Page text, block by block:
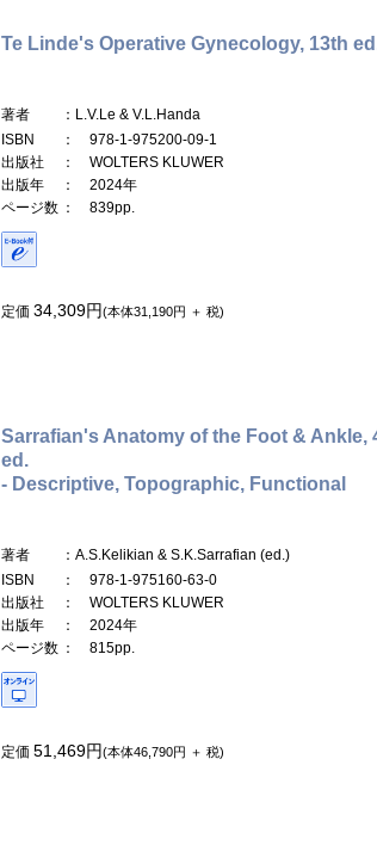
Te Linde's Operative Gynecology, 13th
著者
：L.V.Le & V.L.Handa
ISBN
： 978-1-975200-09-1
出版社
： WOLTERS KLUWER
出版年
： 2024年
ページ数 ： 839pp.
定価 34,309円(本体31,190円 ＋ 税)
Sarrafian's Anatomy of the Foot & Ankle,
ed.
- Descriptive, Topographic, Functional
著者
：A.S.Kelikian & S.K.Sarrafian (ed.)
ISBN
： 978-1-975160-63-0
出版社
： WOLTERS KLUWER
出版年
： 2024年
ページ数 ： 815pp.
定価 51,469円(本体46,790円 ＋ 税)